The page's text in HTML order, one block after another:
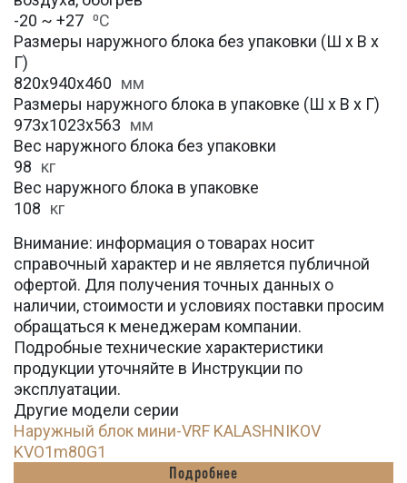
-20 ~ +27 ⁰С
Размеры наружного блока без упаковки (Ш х В х
Г)
820х940х460 мм
Размеры наружного блока в упаковке (Ш х В х Г)
973х1023х563 мм
Вес наружного блока без упаковки
98 кг
Вес наружного блока в упаковке
108 кг
Внимание: информация о товарах носит
справочный характер и не является публичной
офертой. Для получения точных данных о
наличии, стоимости и условиях поставки просим
обращаться к менеджерам компании.
Подробные технические характеристики
продукции уточняйте в Инструкции по
эксплуатации.
Другие модели серии
Наружный блок мини-VRF KALASHNIKOV
KVO1m80G1
Подробнее